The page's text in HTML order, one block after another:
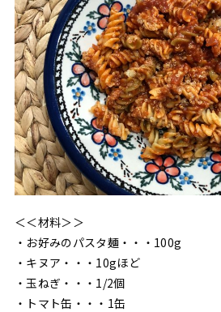
＜＜材料＞＞
・お好みのパスタ麺・・・100g
・キヌア・・・10gほど
・玉ねぎ・・・1/2個
・トマト缶・・・1缶